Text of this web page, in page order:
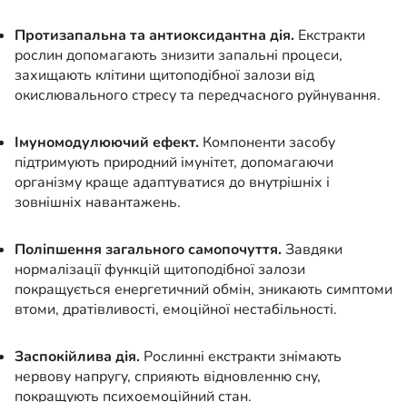
Протизапальна та антиоксидантна дія. Екстракти
рослин допомагають знизити запальні процеси,
захищають клітини щитоподібної залози від
окислювального стресу та передчасного руйнування.
Імуномодулюючий ефект. Компоненти засобу
підтримують природний імунітет, допомагаючи
організму краще адаптуватися до внутрішніх і
зовнішніх навантажень.
Поліпшення загального самопочуття. Завдяки
нормалізації функцій щитоподібної залози
покращується енергетичний обмін, зникають симптоми
втоми, дратівливості, емоційної нестабільності.
Заспокійлива дія. Рослинні екстракти знімають
нервову напругу, сприяють відновленню сну,
покращують психоемоційний стан.